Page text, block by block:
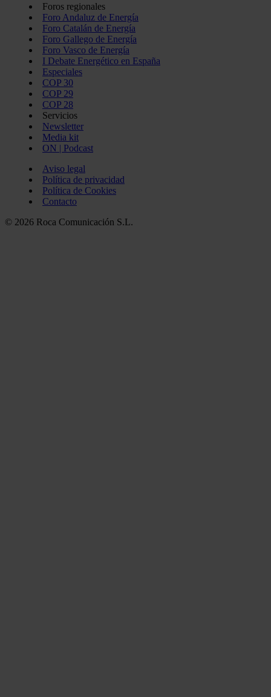
Foros regionales
Foro Andaluz de Energía
Foro Catalán de Energía
Foro Gallego de Energía
Foro Vasco de Energía
I Debate Energético en España
Especiales
COP 30
COP 29
COP 28
Servicios
Newsletter
Media kit
ON | Podcast
Aviso legal
Política de privacidad
Política de Cookies
Contacto
© 2026 Roca Comunicación S.L.